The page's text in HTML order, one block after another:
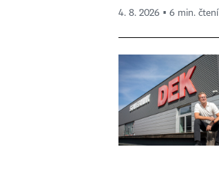
4. 8. 2026 ▪ 6 min. čtení